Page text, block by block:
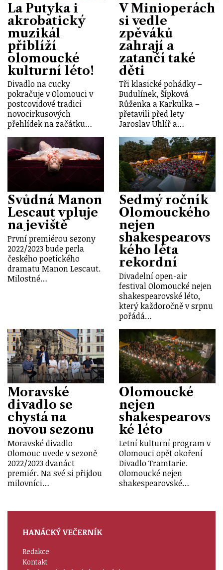
La Putyka i
akrobatický
muzikál
přiblíží
olomoucké
kulturní léto!
Divadlo na cucky
pokračuje v Olomouci v
postcovidové tradici
novocirkusových
přehlídek na začátku…
V Minioperách
si vedle
zpěváků
zahrají a
zatančí také
děti
Tři klasické pohádky –
Budulínek, Šípková
Růženka a Karkulka –
přetavili před lety
Jaroslav Uhlíř a…
Svůdná Manon
Lescaut vpluje
na jeviště
První premiérou sezony
2022/2023 bude perla
českého poetického
dramatu Manon Lescaut.
Milostné…
Sedmý ročník
Olomouckého
nejen
shakespearovs
kého léta
rekordní
Divadelní open-air
festival Olomoucké nejen
shakespearovské léto,
který každoročně v srpnu
pořádá…
Moravské
divadlo se
chystá na
novou sezonu
Moravské divadlo
Olomouc uvede v sezoně
2022/2023 dvanáct
premiér. Na své si přijdou
milovníci…
Olomoucké
nejen
shakespearovs
ké léto
Letní kulturní program v
Olomouci opět okoření
Divadlo Tramtarie.
Olomoucké nejen
shakespearovské…
HANÁCKÝ VEČERNÍK
Redakce
Kontakt